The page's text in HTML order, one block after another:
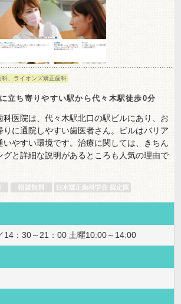
科、ライオンズ矯正歯科
立ち寄りやすい駅から代々木駅徒歩0分
科医院は、代々木駅北口の駅ビルにあり、お
りに通院しやすい歯医者さん。ビルはバリア
いやすい環境です。治療に関しては、きちん
グと詳細な説明があるところも人気の理由で
14：30～21：00 土曜10:00～14:00